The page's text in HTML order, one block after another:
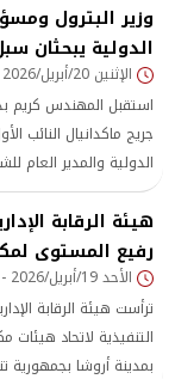
وزير البترول
الدولية يبحثان
الإثنين 20/أبريل/2026 - 08:03 م
استقبل المهندس كريم
جريج ماكدانيال النائب
الدولية والمدير العام
التعاون المشترك
مع التركيز على رفع
بمناطق الامتياز. وخلال
هيئة الرقابة
رفيع المستوى
الأحد 19/أبريل/2026 - 12:12 م
ترأست هيئة الرقابة
التنفيذية لاتحاد هيئات